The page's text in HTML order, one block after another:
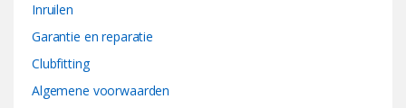
Inruilen
Garantie en reparatie
Clubfitting
Algemene voorwaarden